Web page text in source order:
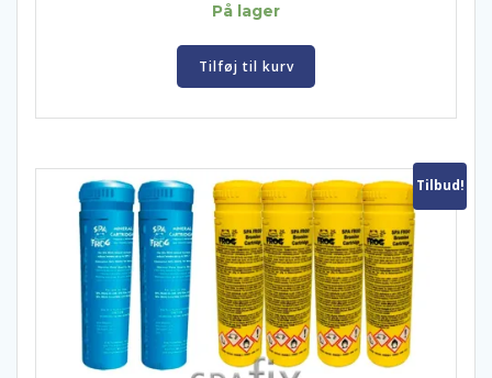
På lager
Tilføj til kurv
Tilbud!